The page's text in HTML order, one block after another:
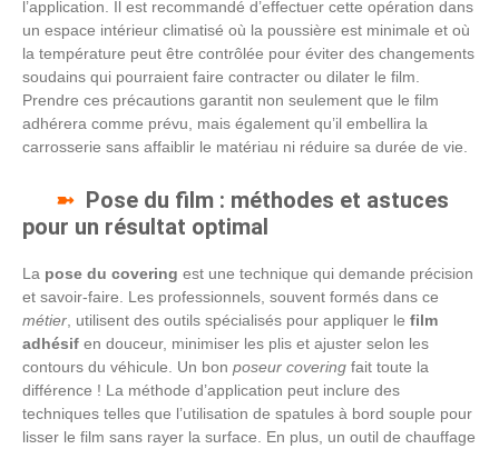
l’application. Il est recommandé d’effectuer cette opération dans
un espace intérieur climatisé où la poussière est minimale et où
la température peut être contrôlée pour éviter des changements
soudains qui pourraient faire contracter ou dilater le film.
Prendre ces précautions garantit non seulement que le film
adhérera comme prévu, mais également qu’il embellira la
carrosserie sans affaiblir le matériau ni réduire sa durée de vie.
Pose du film : méthodes et astuces
pour un résultat optimal
La pose du covering est une technique qui demande précision
et savoir-faire. Les professionnels, souvent formés dans ce
métier , utilisent des outils spécialisés pour appliquer le film
adhésif en douceur, minimiser les plis et ajuster selon les
contours du véhicule. Un bon poseur covering fait toute la
différence ! La méthode d’application peut inclure des
techniques telles que l’utilisation de spatules à bord souple pour
lisser le film sans rayer la surface. En plus, un outil de chauffage